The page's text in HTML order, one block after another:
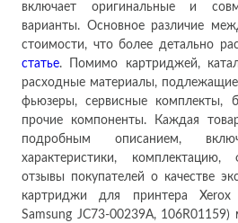
включает оригинальные и
варианты. Основное различие
стоимости, что более детально
статье. Помимо картриджей,
расходные материалы,
фьюзеры, сервисные комплекты,
прочие компоненты. Каждая
подробным описанием,
характеристики,
отзывы покупателей о качестве
картриджи для принтера
Samsung JC73-00239A,